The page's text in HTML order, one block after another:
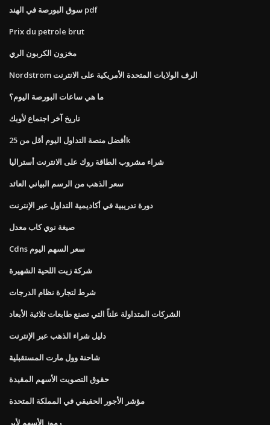
سوق البورصة في الهند pdf
Prix du petrole brut
مخزون الكربون الري
Nordstrom الرف الولايات المتحدة الأمريكية على الانترنت
ما هي ساعات البورصة اليوم؟
تاريخ آخر اجتماع لأوبك
أفضل منصة التداول اليوم أقل من 25k
شراء مشروب الطاقة روك على الانترنت أستراليا
سعر الذهب من الرسم البياني العائد
دورة تدريبية في أكاديمية التداول عبر الإنترنت
صيغة نوي كاب معدل
Cdns سعر السهم اليوم
شركة زيت اللحية الشهيرة
شرط لتجارة نظام الدرجات
الشركات المتداولة علناً التي تصنع طابعات ثلاثية الأبعاد
دليل شراء الذهب عبر الإنترنت
شاحنة وول مارت المستقبلية
حقوق التصويت الأسهم المقيدة
مؤشر الأجور الحقيقي في المملكة المتحدة
رموز الأسهم لأبر